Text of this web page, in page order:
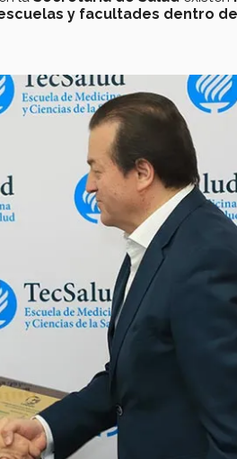
y facultades dentro